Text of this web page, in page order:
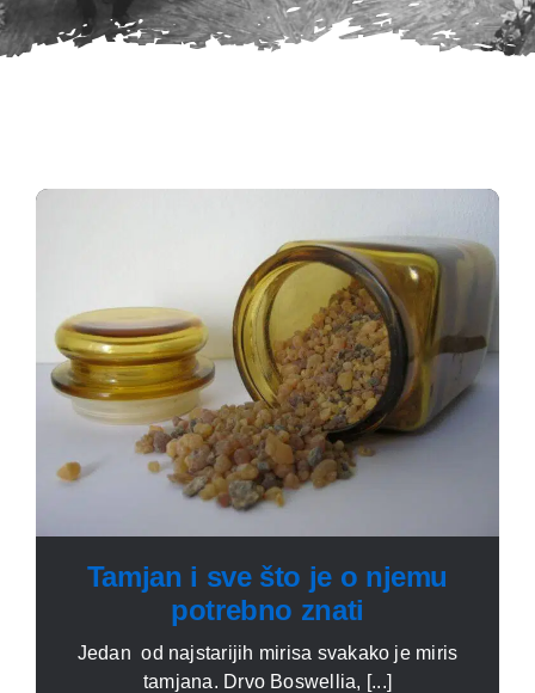
Tamjan i sve što je o njemu
potrebno znati
Jedan od najstarijih mirisa svakako je miris
tamjana. Drvo Boswellia, [...]